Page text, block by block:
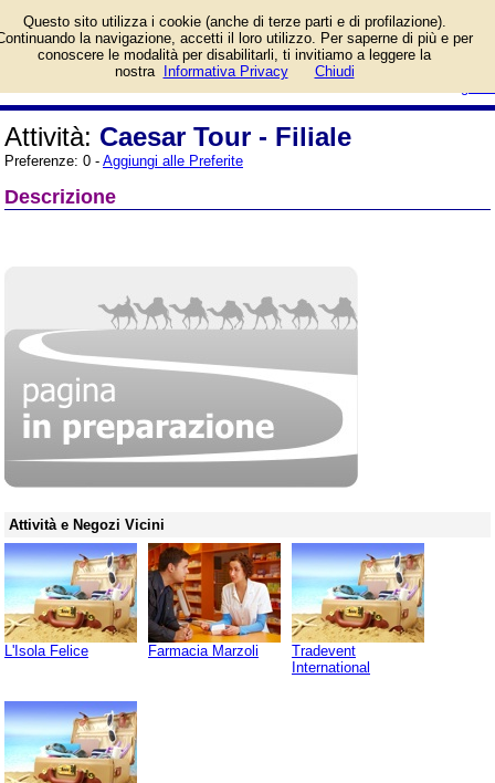
Tour - Filiale a Roma, Via Franco
Sacchetti 28. Categoria Agenzie
Viaggi.
Attività: Caesar Tour - Filiale
Preferenze: 0 - Aggiungi alle Preferite
Descrizione
Attività e Negozi Vicini
L'Isola Felice Farmacia Marzoli
Tradevent
International
Questo sito utilizza i cookie (anche di terze parti e di profilazione).
la navigazione, accetti il loro utilizzo. Per saperne di più e per
conoscere le modalità per disabilitarli, ti invitiamo a leggere la
nostra
Informativa Privacy Chiudi